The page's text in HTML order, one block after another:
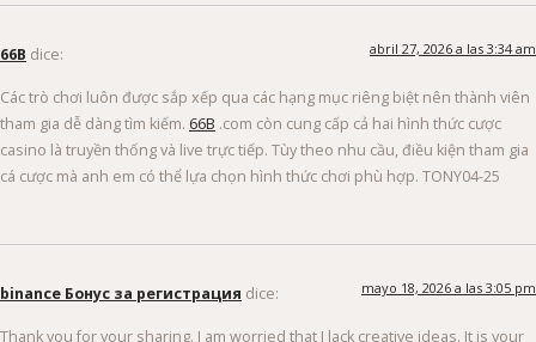
66B dice: abril 27, 2026 a las 3:34 am
Các trò chơi luôn được sắp xếp qua các hạng mục riêng biệt nên thành viên
tham gia dễ dàng tìm kiếm. 66B .com còn cung cấp cả hai hình thức cược
casino là truyền thống và live trực tiếp. Tùy theo nhu cầu, điều kiện tham gia
cá cược mà anh em có thể lựa chọn hình thức chơi phù hợp. TONY04-25
binance Бонус за регистрация dice: mayo 18, 2026 a las 3:05 pm
Thank you for your sharing. I am worried that I lack creative ideas. It is your